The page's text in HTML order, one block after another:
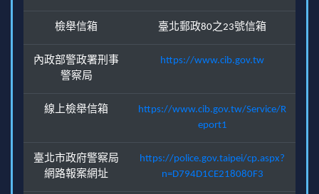
檢舉信箱 臺北郵政80之23號信箱
內政部警政署刑事
警察局
https://www.cib.gov.tw
線上檢舉信箱
https://www.cib.gov.tw/Service/R
eport1
臺北市政府警察局
網路報案網址
https://police.gov.taipei/cp.aspx?
n=D794D1CE218080F3